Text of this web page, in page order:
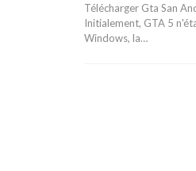
Télécharger Gta San
Initialement, GTA 5
Windows, la…